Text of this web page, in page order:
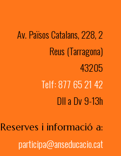
Av. Països Catalans, 228, 2
Reus (Tarragona)
43205
Telf: 877 65 21 42
Dll a Dv 9-13h
Reserves i informació a:
participa@anseducacio.cat